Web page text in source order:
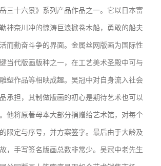
三十六景》系列产品作品之一。它以日本富
神奈川冲的惊涛巨浪掀卷木船，勇敢的船夫
而勤奋斗争的界面。金属丝网版画为国际性
当代版画版种之一，在工艺美术圣殿中可与
塑作品等相映成趣。吴冠中对自身流入社会
承担，其制做版画的初心是期待艺术也可以
他将原著母本大部分捐赠给艺术馆，对每个
限定与序号，并方案签字。最后由于大龄及
，手写签名版画总数非常少。吴冠中老先生